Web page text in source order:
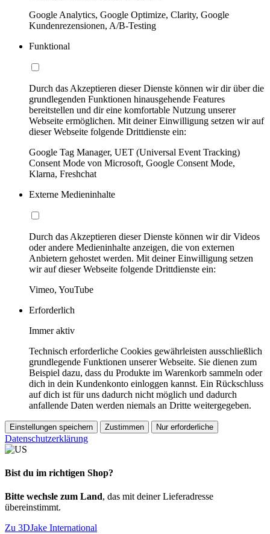
Google Analytics, Google Optimize, Clarity, Google
Kundenrezensionen, A/B-Testing
Funktional
Durch das Akzeptieren dieser Dienste können wir dir über die
grundlegenden Funktionen hinausgehende Features
bereitstellen und dir eine komfortable Nutzung unserer
Webseite ermöglichen. Mit deiner Einwilligung setzen wir auf
dieser Webseite folgende Drittdienste ein:
Google Tag Manager, UET (Universal Event Tracking)
Consent Mode von Microsoft, Google Consent Mode,
Klarna, Freshchat
Externe Medieninhalte
Durch das Akzeptieren dieser Dienste können wir dir Videos
oder andere Medieninhalte anzeigen, die von externen
Anbietern gehostet werden. Mit deiner Einwilligung setzen
wir auf dieser Webseite folgende Drittdienste ein:
Vimeo, YouTube
Erforderlich
Immer aktiv
Technisch erforderliche Cookies gewährleisten ausschließlich
grundlegende Funktionen unserer Webseite. Sie dienen zum
Beispiel dazu, dass du Produkte im Warenkorb sammeln oder
dich in dein Kundenkonto einloggen kannst. Ein Rückschluss
auf dich ist für uns dadurch nicht möglich und dadurch
anfallende Daten werden niemals an Dritte weitergegeben.
Einstellungen speichern Zustimmen Nur erforderliche
Datenschutzerklärung
Bist du im richtigen Shop?
Bitte wechsle zum Land, das mit deiner Lieferadresse
übereinstimmt.
Zu 3DJake International